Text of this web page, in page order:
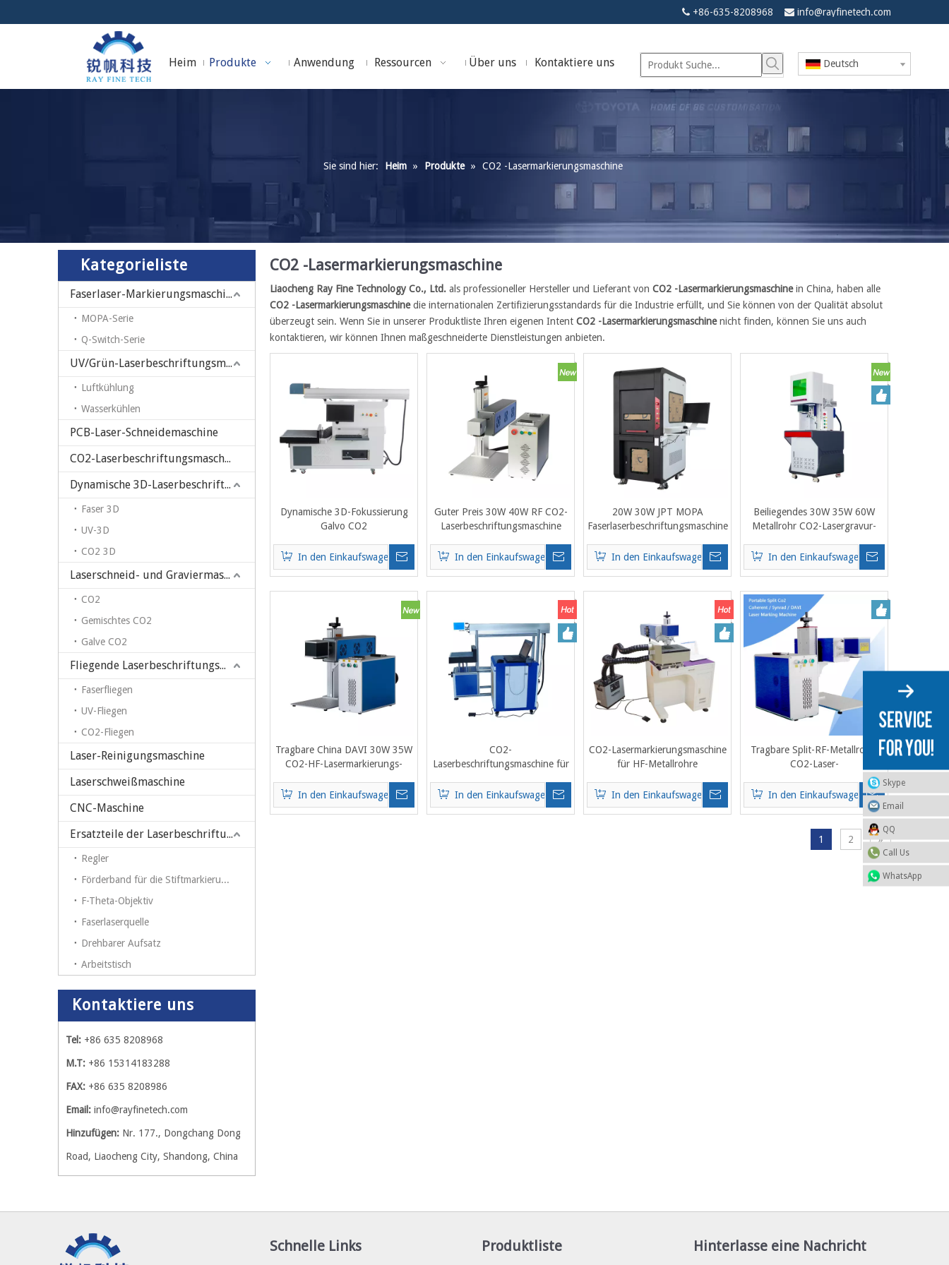
 +86-635-8208968  info@rayfinetech.com
Heim Produkte Anwendung Ressourcen Über uns Kontaktiere uns Deutsch
Sie sind hier: Heim » Produkte » CO2 -Lasermarkierungsmaschine
Kategorieliste
Faserlaser-Markierungsmaschine
MOPA-Serie
Q-Switch-Serie
UV/Grün-Laserbeschriftungsmaschine
Luftkühlung
Wasserkühlen
PCB-Laser-Schneidemaschine
CO2-Laserbeschriftungsmaschine
Dynamische 3D-Laserbeschriftungsmaschine
Faser 3D
UV-3D
CO2 3D
Laserschneid- und Graviermaschine
CO2
Gemischtes CO2
Galve CO2
Fliegende Laserbeschriftungsmaschine
Faserfliegen
UV-Fliegen
CO2-Fliegen
Laser-Reinigungsmaschine
Laserschweißmaschine
CNC-Maschine
Ersatzteile der Laserbeschriftungsmaschine
Regler
Förderband für die Stiftmarkierung auf einer Faserlaser-Markierungsmaschine
F-Theta-Objektiv
Faserlaserquelle
Drehbarer Aufsatz
Arbeitstisch
Kontaktiere uns
Tel: +86 635 8208968
M.T: +86 15314183288
FAX: +86 635 8208986
Email: info@rayfinetech.com
Hinzufügen: Nr. 177., Dongchang Dong
Road, Liaocheng City, Shandong, China
CO2 -Lasermarkierungsmaschine
Liaocheng Ray Fine Technology Co., Ltd. als professioneller Hersteller und Lieferant von CO2 -Lasermarkierungsmaschinein China, haben alle
CO2 -Lasermarkierungsmaschinedie internationalen Zertifizierungsstandards für die Industrie erfüllt, und Sie können von der Qualität absolut
überzeugt sein. Wenn Sie in unserer Produktliste Ihren eigenen Intent CO2 -Lasermarkierungsmaschinenicht finden, können Sie uns auch
kontaktieren, wir können Ihnen maßgeschneiderte Dienstleistungen anbieten.
Dynamische 3D-Fokussierung
Galvo CO2
Arbeitsbereich für Holz, Leder,
Hochzeitspapier
In den Einkaufswagen
Guter Preis 30W 40W RF CO2-
Laserbeschriftungsmaschine
Lasergravierer-Marker
In den Einkaufswagen
20W 30W JPT MOPA
Faserlaserbeschriftungsmaschine
Edelstahl Aluminium
In den Einkaufswagen
Beiliegendes 30W 35W 60W
Metallrohr CO2-Lasergravur-
Lasermarkierer für Kunststoff-
Acrylpapier-Leder-Holzprodukt
In den Einkaufswagen
Tragbare China DAVI 30W 35W
CO2-HF-Lasermarkierungs-
In den Einkaufswagen
CO2-
Laserbeschriftungsmaschine für
In den Einkaufswagen
CO2-Lasermarkierungsmaschine
für HF-Metallrohre
In den Einkaufswagen
Tragbare Split-RF-Metallrohr-
CO2-Laser-
Markierungsmaschine 30W 60W
In den Einkaufswagen
1 2 »
Schnelle Links Produktliste Hinterlasse eine Nachricht
Skype
Email
QQ
Call Us
WhatsApp